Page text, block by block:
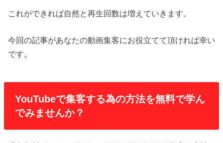
これができれば自然と再生回数は増えていきます。
今回の記事があなたの動画集客にお役立てて頂ければ幸い
です。
YouTubeで集客する為の方法を無料で学ん
でみませんか？